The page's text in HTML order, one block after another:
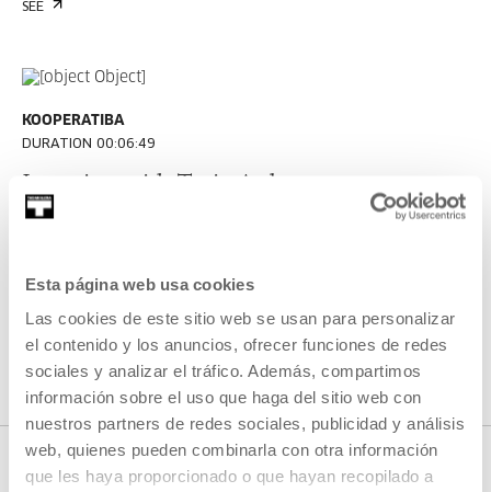
Esta página web usa cookies
Las cookies de este sitio web se usan para personalizar
el contenido y los anuncios, ofrecer funciones de redes
sociales y analizar el tráfico. Además, compartimos
información sobre el uso que haga del sitio web con
nuestros partners de redes sociales, publicidad y análisis
web, quienes pueden combinarla con otra información
que les haya proporcionado o que hayan recopilado a
SEE
KOOPERATIBA
DURATION 00:06:49
Interview with Taxio Ardanaz
SEE ALL CONTENT